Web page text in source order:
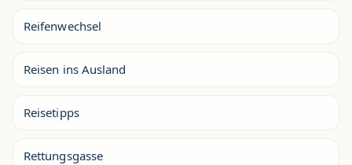
Reifenwechsel
Reisen ins Ausland
Reisetipps
Rettungsgasse